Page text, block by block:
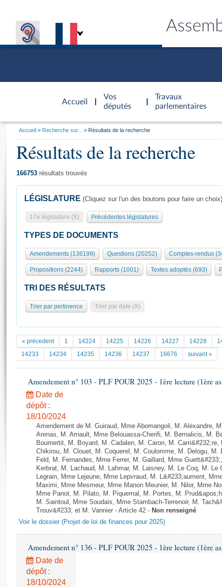
Accueil
d'accueil
Vos
députés
Travaux
parlementaires
Présidence
577 députés
Groupes politiques
Séance publique
Commissions et autres organes
Europe et International
Pétitions
Documents parlementaires
Projets de loi
Propositions de loi
Amendements
Textes adoptés
Rapports d'information
Rapports d'enquête
Rapports législatifs
Rapports sur l'application des lois
Baromètre de l’application des lois
Dossiers législatifs
Budget et sécurité sociale
Comptes rendus des débats
Général
Rôle et pouvoirs de l'Assemblée
Organisation de l'Assemblée
Présidence Conférence des Présidents Bureau Collège des
Statistiques et chiffres clés
Documents de référence
( Constitution | Règlement de l'Assemblée ... )
Histoire
Juniors
Anciennes législatures
Liens vers les sites publics
Visiter l'Assemblée
Visite virtuelle du palais Bourbon
Assister à une séance
La Bibliothèque
Les archives
Photos libres de droit
Vous
Accueil Recherche sur... Résultats de la recherche
Résultats de la recherche
166753 résultats trouvés
LÉGISLATURE (Cliquez sur l'un des boutons pour faire un choix)
17e législature (X) Précédentes législatures
TYPES DE DOCUMENTS
Amendements (136199) Questions (20252) Comptes-rendus
Propositions (2244) Rapports (1001) Textes adoptés (693)
TRI DES RÉSULTATS
Trier par pertinence Trier par date (X)
« précedent 1 14224 14225 14226 14227 14228
14233
14234 14235 14236 14237 16676 suivant »
Amendement n° 103 - PLF POUR 2025 - 1ère lecture (1ère
Date de
dépôt :
18/10/2024
Amendement de M. Guiraud, Mme Abomangoli, M. Alexandre,
Arenas, M. Arnault, Mme Belouassa-Cherifi, M. Bernalicis, M.
Boumertit, M. Boyard, M. Cadalen, M. Caron, M.
Chikirou, M. Clouet, M. Coquerel, M. Coulomme, M. Delogu, M.
Feld, M. Fernandes, Mme Ferrer, M. Gaillard, Mme
Kerbrat, M. Lachaud, M. Lahmar, M. Laisney, M. Le Coq, M. Le
Legrain, Mme Lejeune, Mme Lepvraud, M. L&#233;aument,
Maximi, Mme Mesmeur, Mme Manon Meunier, M. Nilor, Mme
Mme Panot, M. Pilato, M. Piquemal, M. Portes, M.
M. Saintoul, Mme Soudais, Mme Stambach-Terrenoir, M.
Trouv&#233; et M. Vannier - Article 42 - Non renseigné
Voir le dossier (Projet de loi de finances pour 2025)
Amendement n° 136 - PLF POUR 2025 - 1ère lecture (1ère
Date de
dépôt :
18/10/2024